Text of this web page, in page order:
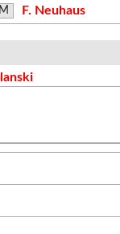
M F. Neuhaus